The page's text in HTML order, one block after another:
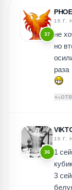
37
15 Г.
не
но
раза
36
15 Г.
1
3